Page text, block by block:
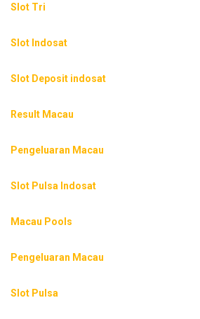
Slot Tri
Slot Indosat
Slot Deposit indosat
Result Macau
Pengeluaran Macau
Slot Pulsa Indosat
Macau Pools
Pengeluaran Macau
Slot Pulsa